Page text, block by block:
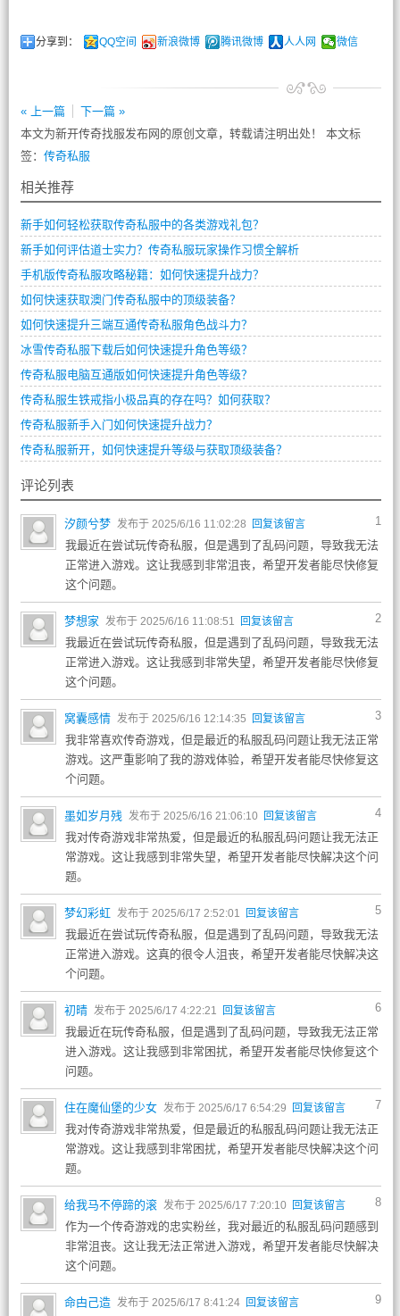
分享到： QQ空间 新浪微博 腾讯微博 人人网 微信
« 上一篇
下一篇 »
本文为新开传奇找服发布网的原创文章，转载请注明出处！ 本文标
签： 传奇私服
相关推荐
新手如何轻松获取传奇私服中的各类游戏礼包？
新手如何评估道士实力？传奇私服玩家操作习惯全解析
手机版传奇私服攻略秘籍：如何快速提升战力？
如何快速获取澳门传奇私服中的顶级装备？
如何快速提升三端互通传奇私服角色战斗力？
冰雪传奇私服下载后如何快速提升角色等级？
传奇私服电脑互通版如何快速提升角色等级？
传奇私服生铁戒指小极品真的存在吗？如何获取？
传奇私服新手入门如何快速提升战力？
传奇私服新开，如何快速提升等级与获取顶级装备？
评论列表
1
汐颜兮梦 发布于 2025/6/16 11:02:28 回复该留言
我最近在尝试玩传奇私服，但是遇到了乱码问题，导致我无法
正常进入游戏。这让我感到非常沮丧，希望开发者能尽快修复
这个问题。
2
梦想家 发布于 2025/6/16 11:08:51 回复该留言
我最近在尝试玩传奇私服，但是遇到了乱码问题，导致我无法
正常进入游戏。这让我感到非常失望，希望开发者能尽快修复
这个问题。
3
窝囊感情 发布于 2025/6/16 12:14:35 回复该留言
我非常喜欢传奇游戏，但是最近的私服乱码问题让我无法正常
游戏。这严重影响了我的游戏体验，希望开发者能尽快修复这
个问题。
4
墨如岁月残 发布于 2025/6/16 21:06:10 回复该留言
我对传奇游戏非常热爱，但是最近的私服乱码问题让我无法正
常游戏。这让我感到非常失望，希望开发者能尽快解决这个问
题。
5
梦幻彩虹 发布于 2025/6/17 2:52:01 回复该留言
我最近在尝试玩传奇私服，但是遇到了乱码问题，导致我无法
正常进入游戏。这真的很令人沮丧，希望开发者能尽快解决这
个问题。
6
初晴 发布于 2025/6/17 4:22:21 回复该留言
我最近在玩传奇私服，但是遇到了乱码问题，导致我无法正常
进入游戏。这让我感到非常困扰，希望开发者能尽快修复这个
问题。
7
住在魔仙堡的少女 发布于 2025/6/17 6:54:29 回复该留言
我对传奇游戏非常热爱，但是最近的私服乱码问题让我无法正
常游戏。这让我感到非常困扰，希望开发者能尽快解决这个问
题。
8
给我马不停蹄的滚 发布于 2025/6/17 7:20:10 回复该留言
作为一个传奇游戏的忠实粉丝，我对最近的私服乱码问题感到
非常沮丧。这让我无法正常进入游戏，希望开发者能尽快解决
这个问题。
9
命甴己造 发布于 2025/6/17 8:41:24 回复该留言